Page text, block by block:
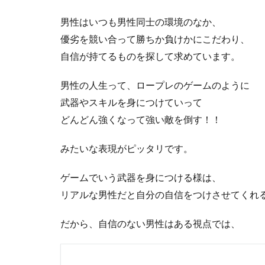
男性はいつも男性同士の環境のなか、
優劣を競い合って勝ちか負けかにこだわり、
自信が持てるものを探して求めています。
男性の人生って、ロープレのゲームのように
武器やスキルを身につけていって
どんどん強くなって強い敵を倒す！！
みたいな表現がピッタリです。
ゲームでいう武器を身につける様は、
リアルな男性だと自分の自信をつけさせてくれ
だから、自信のない男性はある視点では、